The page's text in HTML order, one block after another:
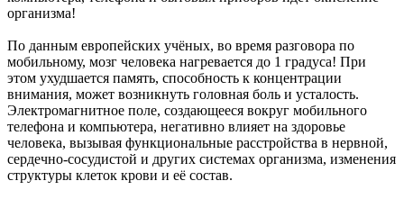
организма!
По данным европейских учёных, во время разговора по
мобильному, мозг человека нагревается до 1 градуса! При
этом ухудшается память, способность к концентрации
внимания, может возникнуть головная боль и усталость.
Электромагнитное поле, создающееся вокруг мобильного
телефона и компьютера, негативно влияет на здоровье
человека, вызывая функциональные расстройства в нервной,
сердечно-сосудистой и других системах организма, изменения
структуры клеток крови и её состав.